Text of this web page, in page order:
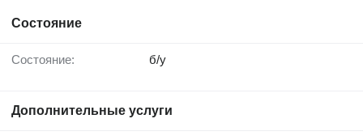
Состояние
Состояние: б/у
Дополнительные услуги